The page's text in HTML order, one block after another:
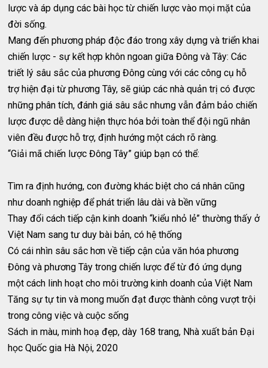
lược và áp dụng các bài học từ chiến lược vào mọi mặt của
đời sống.
Mang đến phương pháp độc đáo trong xây dựng và triển khai
chiến lược - sự kết hợp khôn ngoan giữa Đông và Tây: Các
triết lý sâu sắc của phương Đông cùng với các công cụ hỗ
trợ hiện đại từ phương Tây, sẽ giúp các nhà quản trị có được
những phân tích, đánh giá sâu sắc nhưng vẫn đảm bảo chiến
lược được dễ dàng hiện thực hóa bởi toàn thể đội ngũ nhân
viên đều được hỗ trợ, định hướng một cách rõ ràng.
“Giải mã chiến lược Đông Tây” giúp bạn có thể:
Tìm ra định hướng, con đường khác biệt cho cá nhân cũng
như doanh nghiệp để phát triển lâu dài và bền vững
Thay đổi cách tiếp cận kinh doanh “kiểu nhỏ lẻ” thường thấy ở
Việt Nam sang tư duy bài bản, có hệ thống
Có cái nhìn sâu sắc hơn về tiếp cận của văn hóa phương
Đông và phương Tây trong chiến lược để từ đó ứng dụng
một cách linh hoạt cho môi trường kinh doanh của Việt Nam
Tăng sự tự tin và mong muốn đạt được thành công vượt trội
trong công việc và cuộc sống
Sách in màu, minh hoạ đẹp, dày 168 trang, Nhà xuất bản Đại
học Quốc gia Hà Nội, 2020